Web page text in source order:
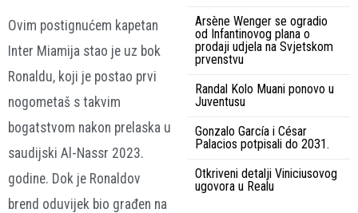
Ovim postignućem kapetan
Inter Miamija stao je uz bok
Ronaldu, koji je postao prvi
nogometaš s takvim
bogatstvom nakon prelaska u
saudijski Al-Nassr 2023.
godine. Dok je Ronaldov
brend oduvijek bio građen na
Arsène Wenger se ogradio
od Infantinovog plana o
prodaji udjela na Svjetskom
prvenstvu
Randal Kolo Muani ponovo u
Juventusu
Gonzalo García i César
Palacios potpisali do 2031.
Otkriveni detalji Viniciusovog
ugovora u Realu